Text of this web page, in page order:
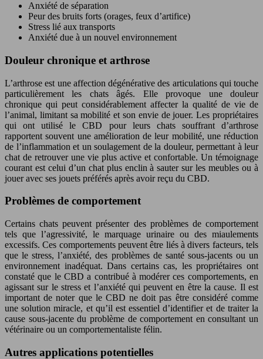
Anxiété de séparation
Peur des bruits forts (orages, feux d’artifice)
Stress lié aux transports
Anxiété due à un nouvel environnement
Douleur chronique et arthrose
L’arthrose est une affection dégénérative des articulations qui touche
particulièrement les chats âgés. Elle provoque une douleur
chronique qui peut considérablement affecter la qualité de vie de
l’animal, limitant sa mobilité et son envie de jouer. Les propriétaires
qui ont utilisé le CBD pour leurs chats souffrant d’arthrose
rapportent souvent une amélioration de leur mobilité, une réduction
de l’inflammation et un soulagement de la douleur, permettant à leur
chat de retrouver une vie plus active et confortable. Un témoignage
courant est celui d’un chat plus enclin à sauter sur les meubles ou à
jouer avec ses jouets préférés après avoir reçu du CBD.
Problèmes de comportement
Certains chats peuvent présenter des problèmes de comportement
tels que l’agressivité, le marquage urinaire ou des miaulements
excessifs. Ces comportements peuvent être liés à divers facteurs, tels
que le stress, l’anxiété, des problèmes de santé sous-jacents ou un
environnement inadéquat. Dans certains cas, les propriétaires ont
constaté que le CBD a contribué à modérer ces comportements, en
agissant sur le stress et l’anxiété qui peuvent en être la cause. Il est
important de noter que le CBD ne doit pas être considéré comme
une solution miracle, et qu’il est essentiel d’identifier et de traiter la
cause sous-jacente du problème de comportement en consultant un
vétérinaire ou un comportementaliste félin.
Autres applications potentielles